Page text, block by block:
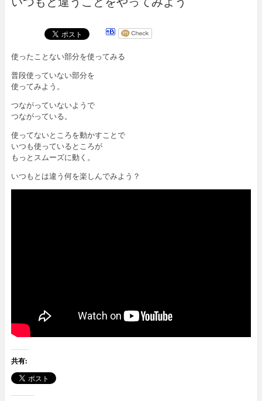
使ったことない部分を使ってみる
普段使っていない部分を
使ってみよう。
つながっていないようで
つながっている。
使ってないところを動かすことで
いつも使っているところが
もっとスムーズに動く。
いつもとは違う何を楽しんでみよう？
共有: